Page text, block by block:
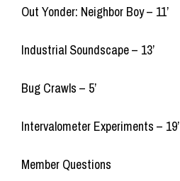
Out Yonder: Neighbor Boy – 11’
Industrial Soundscape – 13’
Bug Crawls – 5’
Intervalometer Experiments – 19’
Member Questions